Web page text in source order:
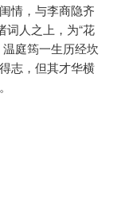
情，与李商隐齐
词人之上，为“花
庭筠一生历经坎
志，但其才华横